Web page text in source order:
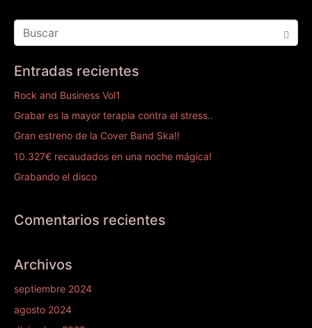
Entradas recientes
Rock and Business Vol1
Grabar es la mayor terapia contra el stress..
Gran estreno de la Cover Band Ska!!
10.327€ recaudados en una noche mágica!
Grabando el disco
Comentarios recientes
Archivos
septiembre 2024
agosto 2024